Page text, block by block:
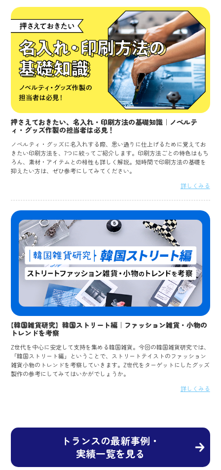
押さえておきたい、名入れ・印刷方法の基礎知識｜ノベルテ
ィ・グッズ作製の担当者は必見！
ノベルティ・グッズに名入れする際、思い通りに仕上げるために覚えてお
きたい印刷方法を、7つに絞ってご紹介します。印刷方法ごとの特色はもち
ろん、素材・アイテムとの相性も詳しく解説。短時間で印刷方法の基礎を
抑えたい方は、ぜひ参考にしてみてください。
詳しくみる
【韓国雑貨研究】韓国ストリート編｜ファッション雑貨・小物の
トレンドを考察
Z世代を中心に安定して支持を集める韓国雑貨。今回の韓国雑貨研究では、
「韓国ストリート編」ということで、ストリートテイストのファッション
雑貨小物のトレンドを考察していきます。Z世代をターゲットにしたグッズ
製作の参考にしてみてはいかがでしょうか。
詳しくみる
トランスの最新事例・
実績一覧を見る